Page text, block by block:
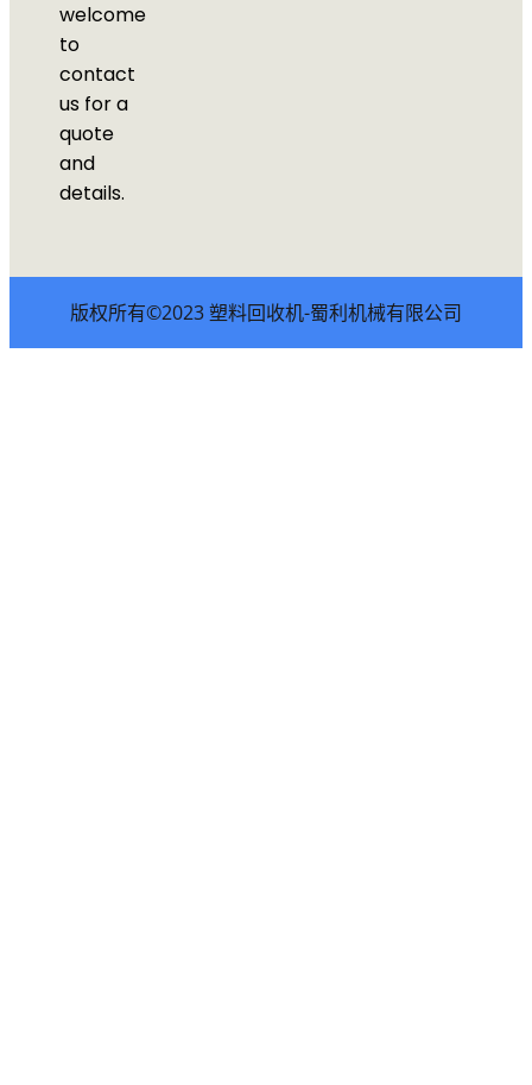
welcome
to
contact
us for a
quote
and
details.
版权所有©2023 塑料回收机-蜀利机械有限公司